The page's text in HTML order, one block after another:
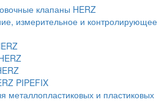
клапаны HERZ
измерительное и контролирующее
PIPEFIX
металлопластиковых и пластиковых